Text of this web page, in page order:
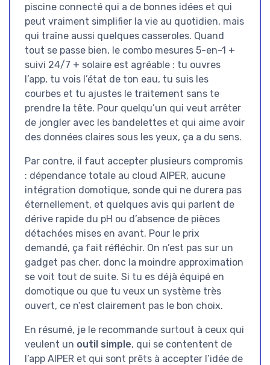
piscine connecté qui a de bonnes idées et qui
peut vraiment simplifier la vie au quotidien, mais
qui traîne aussi quelques casseroles. Quand
tout se passe bien, le combo mesures 5-en-1 +
suivi 24/7 + solaire est agréable : tu ouvres
l’app, tu vois l’état de ton eau, tu suis les
courbes et tu ajustes le traitement sans te
prendre la tête. Pour quelqu’un qui veut arrêter
de jongler avec les bandelettes et qui aime avoir
des données claires sous les yeux, ça a du sens.
Par contre, il faut accepter plusieurs compromis
: dépendance totale au cloud AIPER, aucune
intégration domotique, sonde qui ne durera pas
éternellement, et quelques avis qui parlent de
dérive rapide du pH ou d’absence de pièces
détachées mises en avant. Pour le prix
demandé, ça fait réfléchir. On n’est pas sur un
gadget pas cher, donc la moindre approximation
se voit tout de suite. Si tu es déjà équipé en
domotique ou que tu veux un système très
ouvert, ce n’est clairement pas le bon choix.
En résumé, je le recommande surtout à ceux qui
veulent un outil simple, qui se contentent de
l’app AIPER et qui sont prêts à accepter l’idée de